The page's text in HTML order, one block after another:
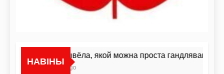
НАВІНЫ
«Я не жывёла, якой можна проста гандляваць»У
17 Гадзін Ago